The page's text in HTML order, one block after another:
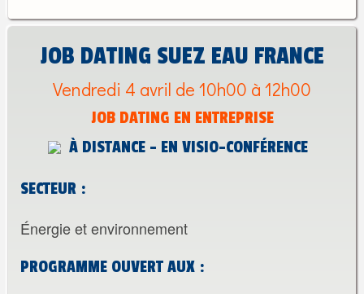
JOB DATING SUEZ EAU FRANCE
Vendredi 4 avril de 10h00 à 12h00
JOB DATING EN ENTREPRISE
À DISTANCE - EN VISIO-CONFÉRENCE
SECTEUR :
Énergie et environnement
PROGRAMME OUVERT AUX :